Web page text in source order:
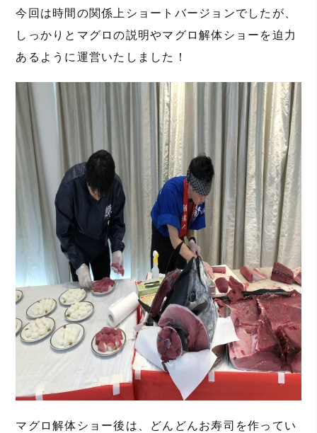
今回は時間の関係上ショートバージョンでしたが、
しっかりとマグロの説明やマグロ解体ショーを迫力
あるように運営いたしました！
マグロ解体ショー後は、どんどんお寿司を作ってい